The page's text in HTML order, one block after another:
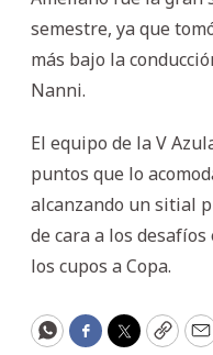
semestre, ya que
más bajo la
Nanni.
El equipo de la V
puntos que lo
alcanzando un sitial
de cara a los
los cupos a Copa.
WhatsApp
Facebook
Twitter
Copy